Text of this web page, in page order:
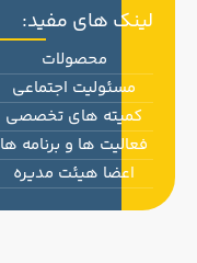
لینک های مفید:
محصولات
مسئولیت اجتماعی
کمیته های تخصصی
فعالیت ها و برنامه ها
اعضا هیئت مدیره